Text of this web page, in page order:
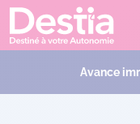
Avance